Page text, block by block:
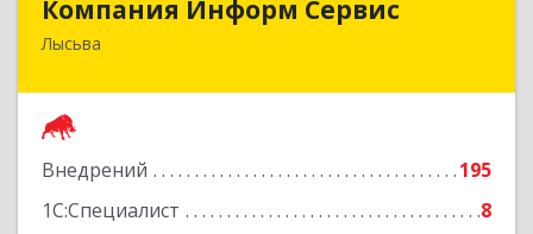
Компания Информ Сервис
Лысьва
Внедрений
195
1С:Специалист
8
618909, Пермский край, Лысьва г, Металлистов